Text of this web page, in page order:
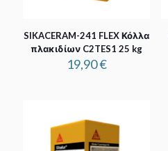
SIKACERAM-241 FLEX Κόλλα
πλακιδίων C2TES1 25 kg
19,90€